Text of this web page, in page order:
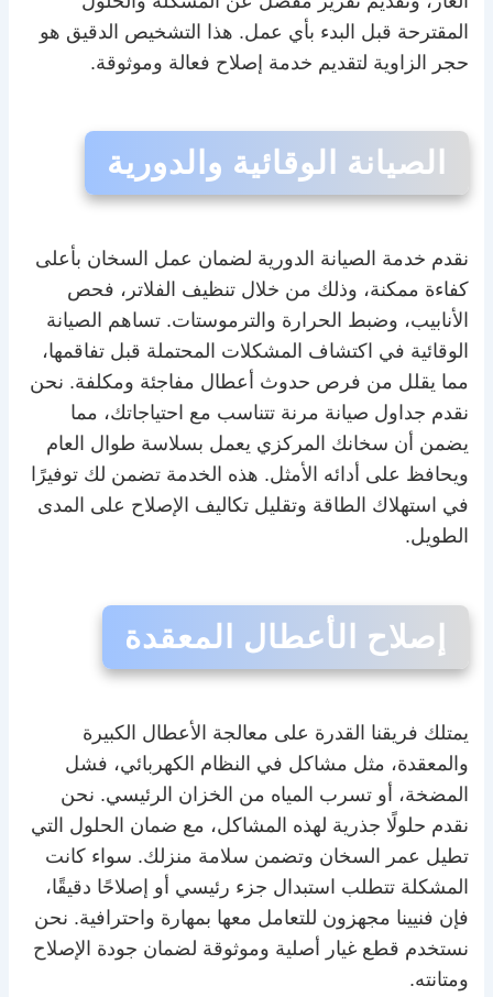
المقترحة قبل البدء بأي عمل. هذا التشخيص الدقيق هو
حجر الزاوية لتقديم خدمة إصلاح فعالة وموثوقة.
الصيانة الوقائية والدورية
نقدم خدمة الصيانة الدورية لضمان عمل السخان بأعلى
كفاءة ممكنة، وذلك من خلال تنظيف الفلاتر، فحص
الأنابيب، وضبط الحرارة والترموستات. تساهم الصيانة
الوقائية في اكتشاف المشكلات المحتملة قبل تفاقمها،
مما يقلل من فرص حدوث أعطال مفاجئة ومكلفة. نحن
نقدم جداول صيانة مرنة تتناسب مع احتياجاتك، مما
يضمن أن سخانك المركزي يعمل بسلاسة طوال العام
ويحافظ على أدائه الأمثل. هذه الخدمة تضمن لك توفيرًا
في استهلاك الطاقة وتقليل تكاليف الإصلاح على المدى
الطويل.
إصلاح الأعطال المعقدة
يمتلك فريقنا القدرة على معالجة الأعطال الكبيرة
والمعقدة، مثل مشاكل في النظام الكهربائي، فشل
المضخة، أو تسرب المياه من الخزان الرئيسي. نحن
نقدم حلولًا جذرية لهذه المشاكل، مع ضمان الحلول التي
تطيل عمر السخان وتضمن سلامة منزلك. سواء كانت
المشكلة تتطلب استبدال جزء رئيسي أو إصلاحًا دقيقًا،
فإن فنيينا مجهزون للتعامل معها بمهارة واحترافية. نحن
نستخدم قطع غيار أصلية وموثوقة لضمان جودة الإصلاح
ومتانته.